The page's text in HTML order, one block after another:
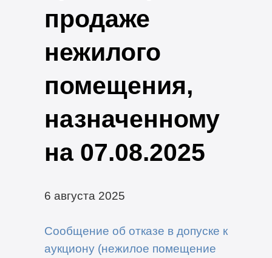
продаже
нежилого
помещения,
назначенному
на 07.08.2025
6 августа 2025
Сообщение об отказе в допуске к
аукциону (нежилое помещение